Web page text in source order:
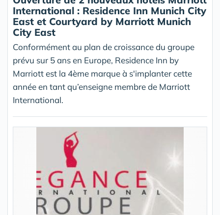
International : Residence Inn Munich City
East et Courtyard by Marriott Munich
City East
Conformément au plan de croissance du groupe
prévu sur 5 ans en Europe, Residence Inn by
Marriott est la 4ème marque à s'implanter cette
année en tant qu’enseigne membre de Marriott
International.